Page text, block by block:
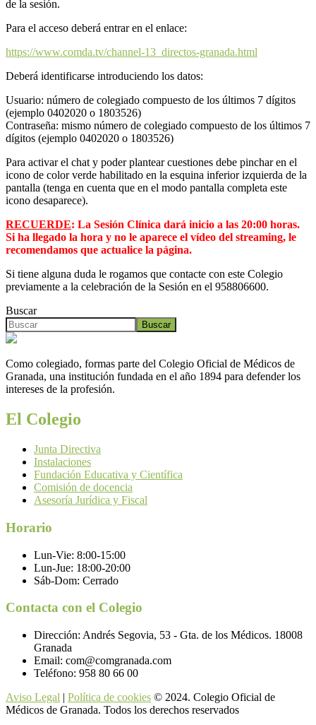
de la sesión.
Para el acceso deberá entrar en el enlace:
https://www.comda.tv/channel-13_directos-granada.html
Deberá identificarse introduciendo los datos:
Usuario: número de colegiado compuesto de los últimos 7 dígitos
(ejemplo 0402020 o 1803526)
Contraseña: mismo número de colegiado compuesto de los últimos 7
dígitos (ejemplo 0402020 o 1803526)
Para activar el chat y poder plantear cuestiones debe pinchar en el
icono de color verde habilitado en la esquina inferior izquierda de la
pantalla (tenga en cuenta que en el modo pantalla completa este
icono desaparece).
RECUERDE: La Sesión Clínica dará inicio a las 20:00 horas.
Si ha llegado la hora y no le aparece el vídeo del streaming, le
recomendamos que actualice la página.
Si tiene alguna duda le rogamos que contacte con este Colegio
previamente a la celebración de la Sesión en el 958806600.
Buscar
Buscar
Como colegiado, formas parte del Colegio Oficial de Médicos de
Granada, una institución fundada en el año 1894 para defender los
intereses de la profesión.
El Colegio
Junta Directiva
Instalaciones
Fundación Educativa y Científica
Comisión de docencia
Asesoría Jurídica y Fiscal
Horario
Lun-Vie: 8:00-15:00
Lun-Jue: 18:00-20:00
Sáb-Dom: Cerrado
Contacta con el Colegio
Dirección: Andrés Segovia, 53 - Gta. de los Médicos. 18008
Granada
Email: com@comgranada.com
Teléfono: 958 80 66 00
Aviso Legal | Política de cookies © 2024. Colegio Oficial de
Médicos de Granada. Todos los derechos reservados